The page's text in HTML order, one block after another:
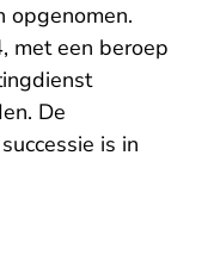
opgenomen.
met een beroep
De
is in